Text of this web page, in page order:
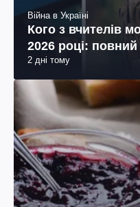
Війна в Україні
Кого з вчителів
2026 році: повний
2 дні тому